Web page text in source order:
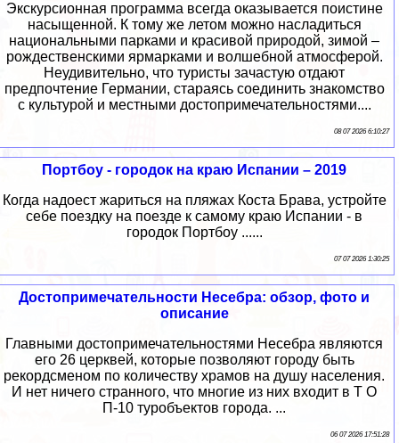
Экскурсионная программа всегда оказывается поистине
насыщенной. К тому же летом можно насладиться
национальными парками и красивой природой, зимой –
рождественскими ярмарками и волшебной атмосферой.
Неудивительно, что туристы зачастую отдают
предпочтение Германии, стараясь соединить знакомство
с культурой и местными достопримечательностями....
08 07 2026 6:10:27
Портбоу - городок на краю Испании – 2019
Когда надоест жариться на пляжах Коста Брава, устройте
себе поездку на поезде к самому краю Испании - в
городок Портбоу ......
07 07 2026 1:30:25
Достопримечательности Несебра: обзор, фото и
описание
Главными достопримечательностями Несебра являются
его 26 церквей, которые позволяют городу быть
рекордсменом по количеству храмов на душу населения.
И нет ничего странного, что многие из них входит в Т О
П-10 туробъектов города. ...
06 07 2026 17:51:28